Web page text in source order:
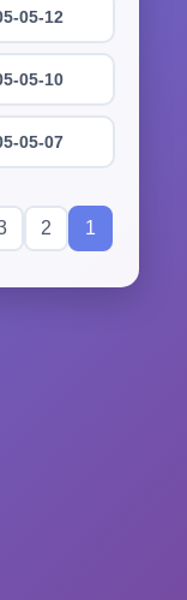
05-12
05-10
05-07
1
2